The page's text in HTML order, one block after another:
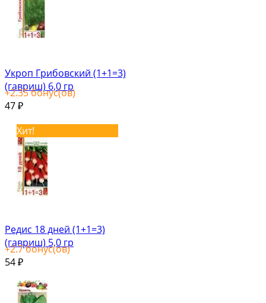
Укроп Грибовский (1+1=3)
(гавриш) 6,0 гр
+2.35бонус(ов)
47 ₽
Хит!
Редис 18 дней (1+1=3)
(гавриш) 5,0 гр
+2.7бонус(ов)
54 ₽